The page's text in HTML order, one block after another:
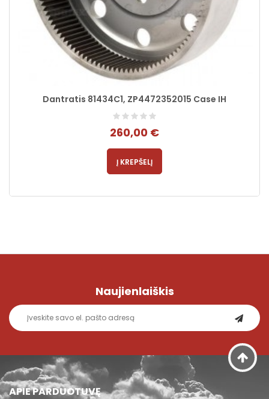
Dantratis 81434C1, ZP4472352015 Case IH
260,00 €
Į KREPŠELĮ
Naujienlaiškis
APIE PARDUOTUVĘ